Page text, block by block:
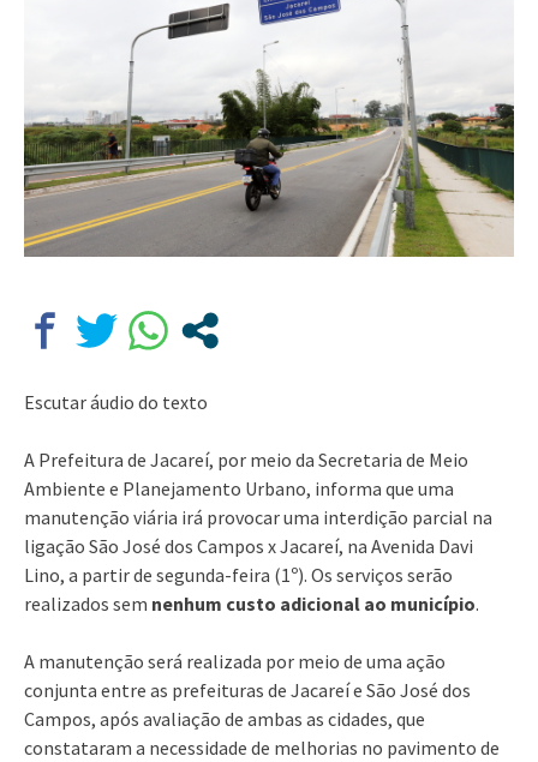
Escutar áudio do texto
A Prefeitura de Jacareí, por meio da Secretaria de Meio
Ambiente e Planejamento Urbano, informa que uma
manutenção viária irá provocar uma interdição parcial na
ligação São José dos Campos x Jacareí, na Avenida Davi
Lino, a partir de segunda-feira (1º). Os serviços serão
realizados sem nenhum custo adicional ao município.
A manutenção será realizada por meio de uma ação
conjunta entre as prefeituras de Jacareí e São José dos
Campos, após avaliação de ambas as cidades, que
constataram a necessidade de melhorias no pavimento de